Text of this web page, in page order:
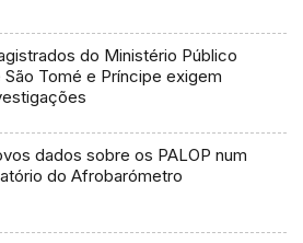
do Ministério Público
São Tomé e Príncipe exigem
dados sobre os PALOP num
do Afrobarómetro